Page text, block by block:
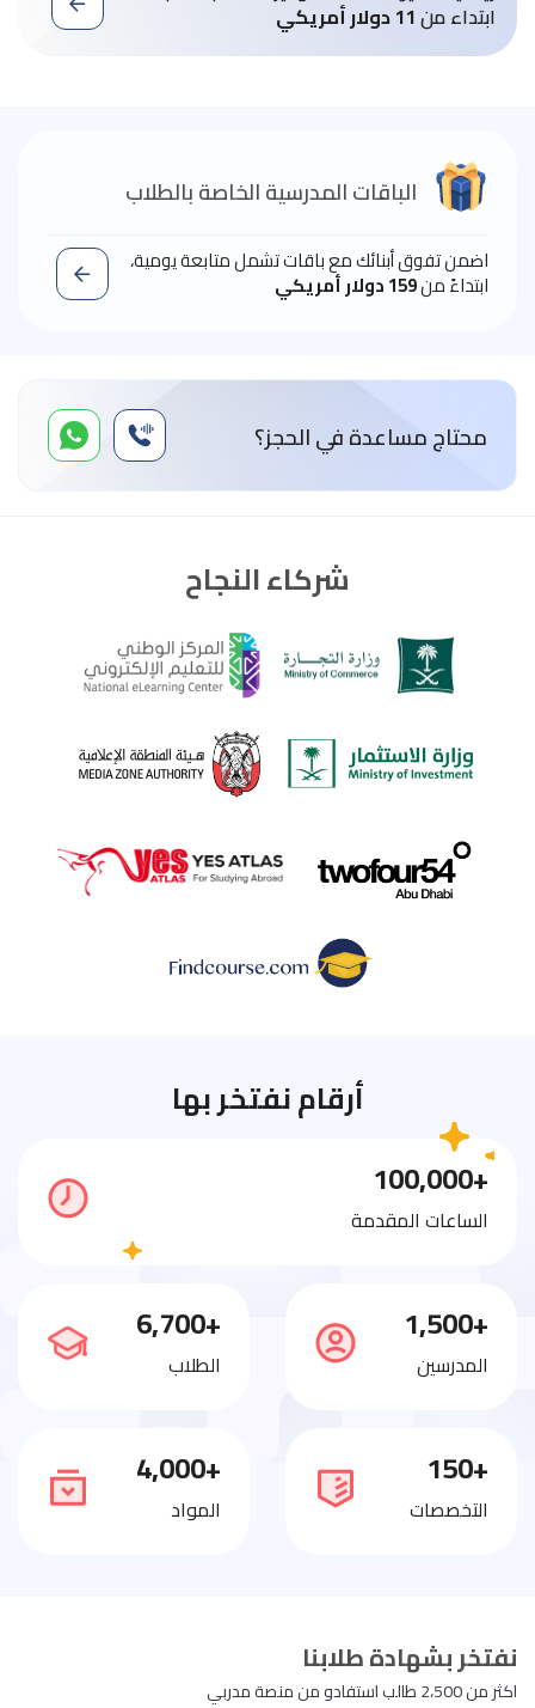
ابتداء من11 دولار أمريكي
الباقات المدرسية الخاصة بالطلاب
اضمن تفوق أبنائك مع باقات تشمل متابعة يومية،
ابتداءً من159 دولار أمريكي
محتاج مساعدة في الحجز؟
شركاء النجاح
أرقام نفتخر بها
+100,000
الساعات المقدمة
+1,500
المدرسين
+6,700
الطلاب
+150
التخصصات
+4,000
المواد
نفتخر بشهادة طلابنا
اكثر من 2،500 طالب استفادو من منصة مدربي